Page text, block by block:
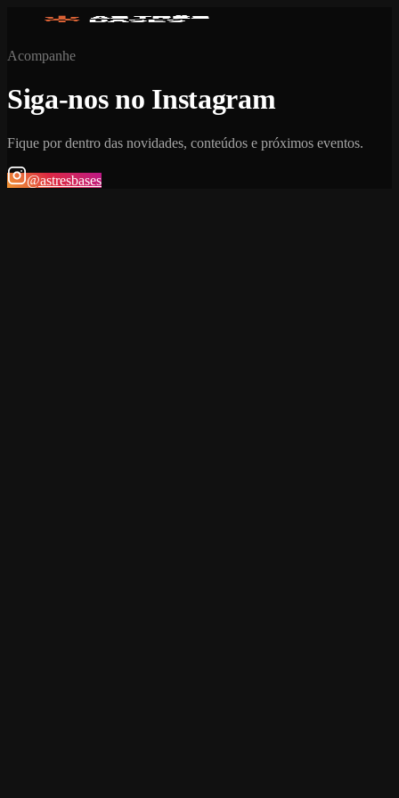
Acompanhe
Siga-nos no Instagram
Fique por dentro das novidades, conteúdos e próximos eventos.
@astresbases